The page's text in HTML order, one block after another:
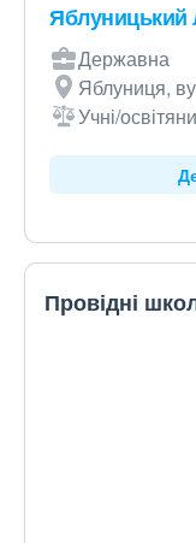
Яблуницький
Державна
Яблуниця,
Учні/
Провідні